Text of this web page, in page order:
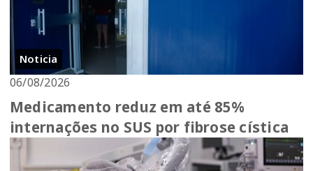
Noticia
06/08/2026
Medicamento reduz em até 85%
internações no SUS por fibrose cística